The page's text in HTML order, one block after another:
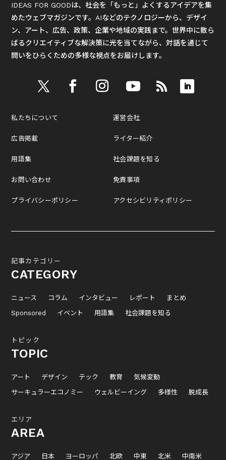
IDEAS FOR GOODは、社会を「もっと」よくするアイデアを集
めたウェブマガジンです。AIなどのテクノロジーから、デザイ
ン、アート、広告、政策、企業や地域の実践まで。世界中に散ら
ばるクリエイティブな解決策に光を当てながら、対話を通じて
問いをひらくための多様な視点をお届けします。
私たちについて
広告掲載
用語集
お問い合わせ
プライバシーポリシー
運営会社
ライター紹介
社会課題を知る
免責事項
アクセシビリティポリシー
記事カテゴリー
CATEGORY
ニュース コラム インタビュー レポート
まとめ
Sponsored
イベント 用語集 社会課題を知る
トピック
TOPIC
アート デザイン テック 教育
気候変動
サーキュラーエコノミー
ウェルビーイング 多様性 脱成長
エリア
AREA
アジア 日本 ヨーロッパ 北欧 中東 北米 中南米